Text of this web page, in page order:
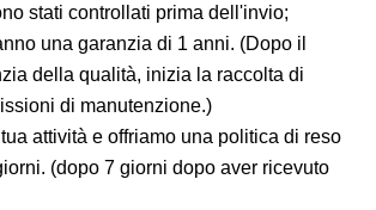
stati controllati prima dell'invio;
una garanzia di 1 anni. (Dopo il
della qualità, inizia la raccolta di
di manutenzione.)
attività e offriamo una politica di reso
(dopo 7 giorni dopo aver ricevuto